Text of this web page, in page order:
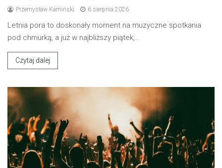
Przemysław Kamiński 6 sierpnia 2026
Letnia pora to doskonały moment na muzyczne spotkania
pod chmurką, a już w najbliższy piątek,…
Czytaj dalej